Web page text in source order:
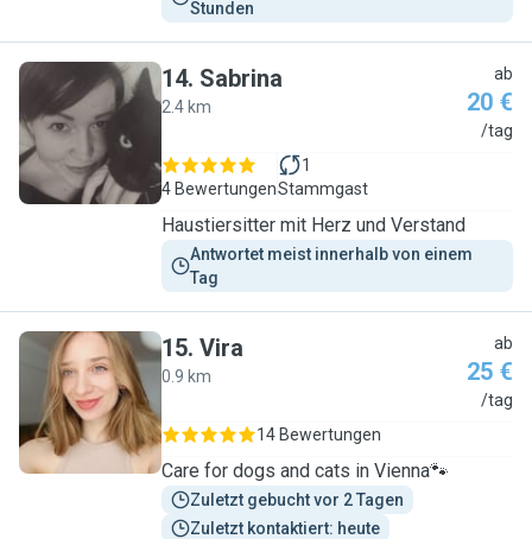
Stunden
S
14. Sabrina
2.4 km
ab
20 €
/tag
4 Bewertungen
1
Stammgast
Haustiersitter mit Herz und Verstand
Antwortet meist innerhalb von einem
Tag
V
15. Vira
0.9 km
ab
25 €
/tag
14 Bewertungen
Care for dogs and cats in Vienna🐾
Zuletzt gebucht vor 2 Tagen
Zuletzt kontaktiert: heute